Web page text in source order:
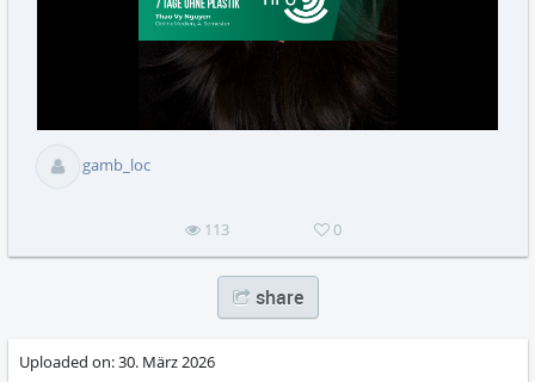
gamb_loc
113 0
share
Uploaded on:30. März 2026